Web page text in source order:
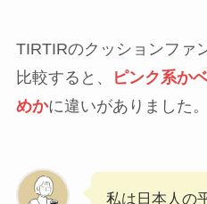
TIRTIRのクッションファ
比較すると、
ピンク系か
めかに違いがありました。
私は日本人の